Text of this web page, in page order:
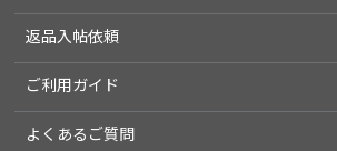
返品入帖依頼
ご利用ガイド
よくあるご質問